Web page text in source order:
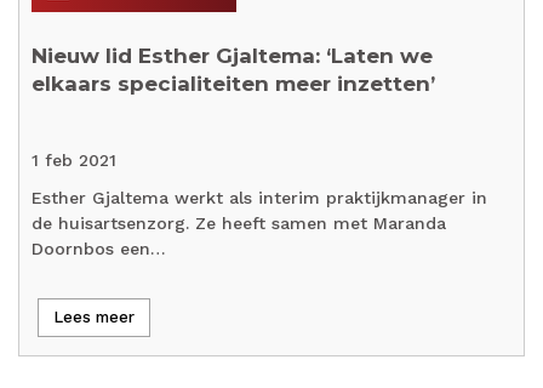
Nieuw lid Esther Gjaltema: ‘Laten we
elkaars specialiteiten meer inzetten’
1 feb 2021
Esther Gjaltema werkt als interim praktijkmanager in
de huisartsenzorg. Ze heeft samen met Maranda
Doornbos een…
Lees meer